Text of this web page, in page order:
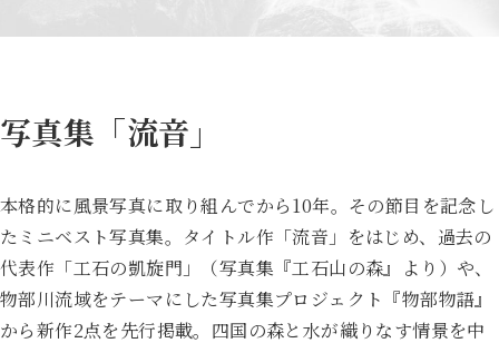
写真集「流音」
本格的に風景写真に取り組んでから10年。その節目を記念し
たミニベスト写真集。タイトル作「流音」をはじめ、過去の
代表作「工石の凱旋門」（写真集『工石山の森』より）や、
物部川流域をテーマにした写真集プロジェクト『物部物語』
から新作2点を先行掲載。四国の森と水が織りなす情景を中